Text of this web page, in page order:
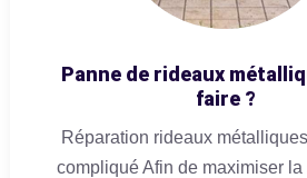
Panne de rideaux
faire ?
Réparation rideaux
compliqué Afin de maximiser